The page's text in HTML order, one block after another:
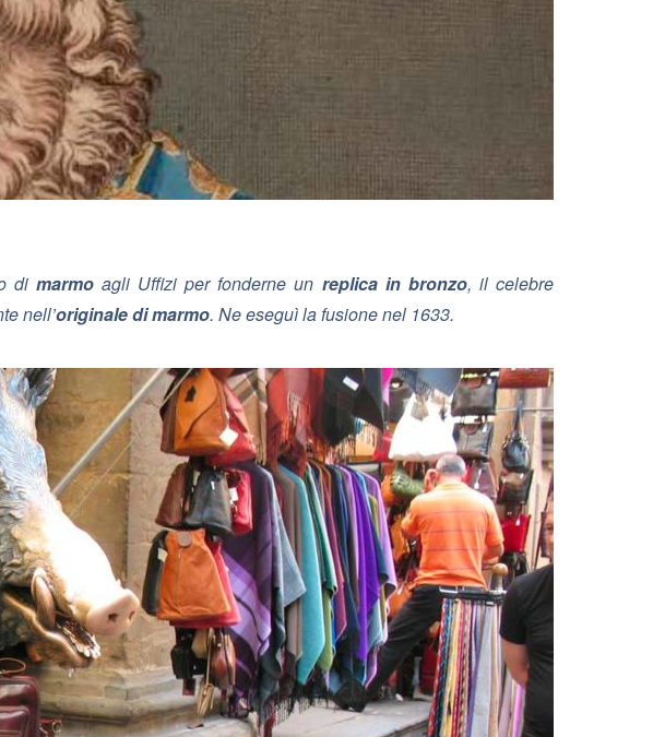
di marmoagli Uffizi per fonderne un replica in bronzo, il celebre
nell’originale di marmo. Ne eseguì la fusione nel 1633.